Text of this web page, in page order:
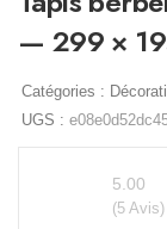
— 299 ×
Catégories :
UGS :
5.00
(5 Avis)